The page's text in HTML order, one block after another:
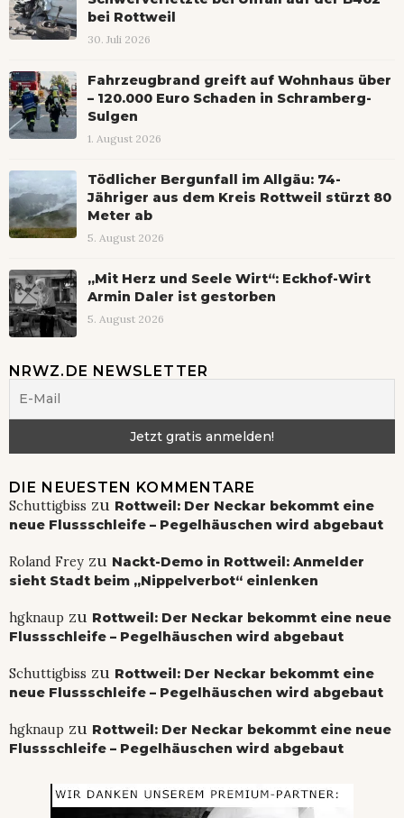
bei Rottweil
30. Juli 2026
Fahrzeugbrand greift auf Wohnhaus über
– 120.000 Euro Schaden in Schramberg-
Sulgen
1. August 2026
Tödlicher Bergunfall im Allgäu: 74-
Jähriger aus dem Kreis Rottweil stürzt 80
Meter ab
5. August 2026
„Mit Herz und Seele Wirt“: Eckhof-Wirt
Armin Daler ist gestorben
5. August 2026
NRWZ.DE NEWSLETTER
DIE NEUESTEN KOMMENTARE
Schuttigbiss zu Rottweil: Der Neckar bekommt eine
neue Flussschleife – Pegelhäuschen wird abgebaut
Roland Frey zu Nackt-Demo in Rottweil: Anmelder
sieht Stadt beim „Nippelverbot“ einlenken
hgknaup zu Rottweil: Der Neckar bekommt eine neue
Flussschleife – Pegelhäuschen wird abgebaut
Schuttigbiss zu Rottweil: Der Neckar bekommt eine
neue Flussschleife – Pegelhäuschen wird abgebaut
hgknaup zu Rottweil: Der Neckar bekommt eine neue
Flussschleife – Pegelhäuschen wird abgebaut